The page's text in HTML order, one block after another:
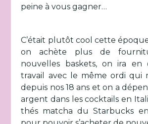
peine à vous gagner…
C’était plutôt cool cette
on achète plus de
nouvelles baskets, on ira en
travail avec le même ordi qui
depuis nos 18 ans et on a
argent dans les cocktails en
thés matcha du Starbucks